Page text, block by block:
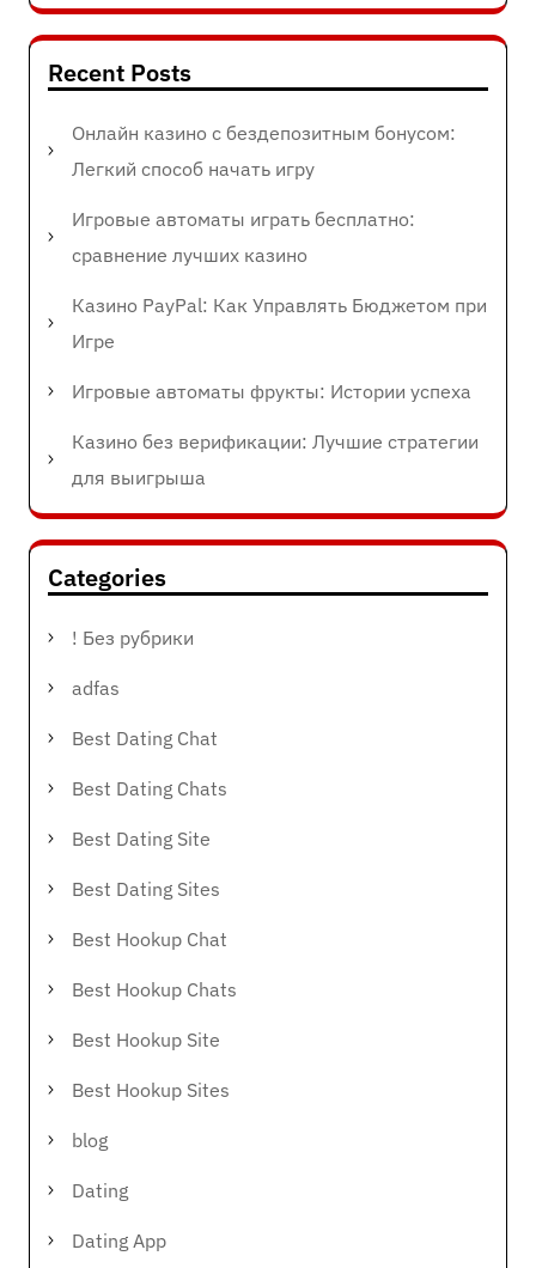
Recent Posts
Онлайн казино с бездепозитным бонусом:
Легкий способ начать игру
Игровые автоматы играть бесплатно:
сравнение лучших казино
Казино PayPal: Как Управлять Бюджетом при
Игре
Игровые автоматы фрукты: Истории успеха
Казино без верификации: Лучшие стратегии
для выигрыша
Categories
! Без рубрики
adfas
Best Dating Chat
Best Dating Chats
Best Dating Site
Best Dating Sites
Best Hookup Chat
Best Hookup Chats
Best Hookup Site
Best Hookup Sites
blog
Dating
Dating App